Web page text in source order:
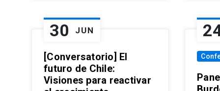
30 JUN
[Conversatorio] El
futuro de Chile:
Visiones para reactivar